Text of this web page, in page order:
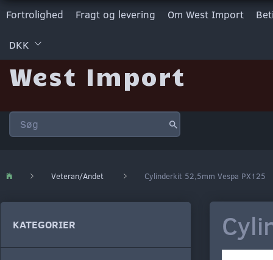
Fortrolighed Fragt og levering Om West Import
DKK
West Import
Veteran/Andet Cylinderkit 52,5mm Vespa PX125
KATEGORIER